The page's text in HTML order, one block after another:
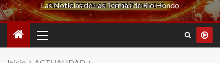
Las Noticias de Las Termas de Río Hondo